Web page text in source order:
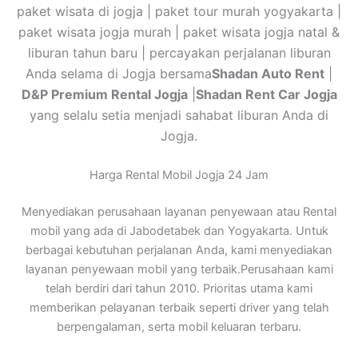
paket wisata di jogja | paket tour murah yogyakarta |
paket wisata jogja murah | paket wisata jogja natal &
liburan tahun baru | percayakan perjalanan liburan
Anda selama di Jogja bersamaShadan Auto Rent
D&P Premium Rental Jogja| Shadan Rent Car Jogja
yang selalu setia menjadi sahabat liburan Anda di
Jogja.
Harga Rental Mobil Jogja 24 Jam
Menyediakan perusahaan layanan penyewaan atau Rental
mobil yang ada di Jabodetabek dan Yogyakarta. Untuk
berbagai kebutuhan perjalanan Anda, kami menyediakan
layanan penyewaan mobil yang terbaik.Perusahaan kami
telah berdiri dari tahun 2010. Prioritas utama kami
memberikan pelayanan terbaik seperti driver yang telah
berpengalaman, serta mobil keluaran terbaru.